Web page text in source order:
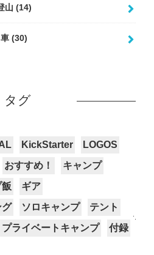
山 (14)
車 (30)
タグ
KickStarter
LOGOS
おすすめ！
キャンプ
ギア
グ
ソロキャンプ
テント
プライベートキャンプ
付録